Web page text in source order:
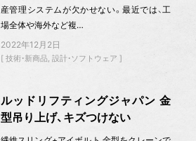
産管理システムが欠かせない。最近では、工
場全体や海外など複…
2022年12月2日
技術・新商品 設計・ソフトウェア
ルッドリフティングジャパン 金
型吊り上げ、キズつけない